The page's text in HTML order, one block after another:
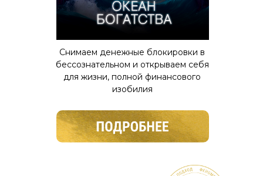
Снимаем денежные блокировки в
бессознательном и открываем себя
для жизни, полной финансового
изобилия